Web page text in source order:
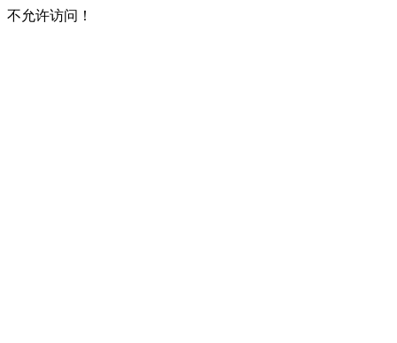
不允许访问！